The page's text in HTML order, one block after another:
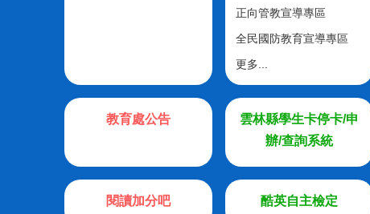
正向管教宣導專區
全民國防教育宣導專區
更多...
教育處公告
雲林縣學生卡停卡/申
辦/查詢系統
閱讀加分吧 酷英自主檢定